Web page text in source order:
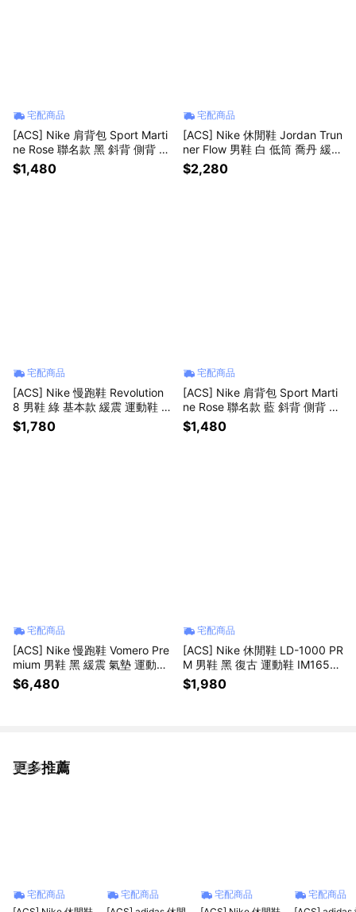
宅配商品
[ACS] Nike 肩背包 Sport Marti
ne Rose 聯名款 黑 斜背 側背 小
包 HV6891-010
$1,480
宅配商品
[ACS] Nike 休閒鞋 Jordan Trun
ner Flow 男鞋 白 低筒 喬丹 緩震
IR2281-100
$2,280
宅配商品
[ACS] Nike 慢跑鞋 Revolution
8 男鞋 綠 基本款 緩震 運動鞋 H
J9198-303
$1,780
宅配商品
[ACS] Nike 肩背包 Sport Marti
ne Rose 聯名款 藍 斜背 側背 小
包 HV6891-478
$1,480
宅配商品
[ACS] Nike 慢跑鞋 Vomero Pre
mium 男鞋 黑 緩震 氣墊 運動鞋
厚底 HQ2050-002
$6,480
宅配商品
[ACS] Nike 休閒鞋 LD-1000 PR
M 男鞋 黑 復古 運動鞋 IM1651-
001
$1,980
更多推薦
看更多
宅配商品
宅配商品
宅配商品
宅配商品